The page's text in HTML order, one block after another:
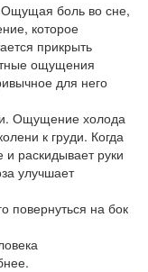
Ощущая боль во сне,
которое
прикрыть
ощущения
для него
Ощущение холода
к груди. Когда
раскидывает руки
улучшает
повернуться на бок